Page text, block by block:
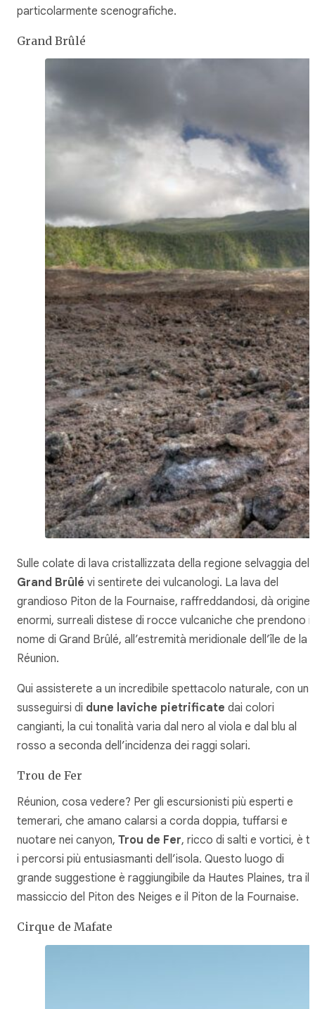
particolarmente scenografiche.
Grand Brûlé
Sulle colate di lava cristallizzata della regione selvaggia del
Grand Brûlé vi sentirete dei vulcanologi. La lava del
grandioso Piton de la Fournaise, raffreddandosi, dà origine
enormi, surreali distese di rocce vulcaniche che prendono il
nome di Grand Brûlé, all’estremità meridionale dell’île de la
Réunion.
Qui assisterete a un incredibile spettacolo naturale, con un
susseguirsi di dune laviche pietrificate dai colori
cangianti, la cui tonalità varia dal nero al viola e dal blu al
rosso a seconda dell’incidenza dei raggi solari.
Trou de Fer
Réunion, cosa vedere? Per gli escursionisti più esperti e
temerari, che amano calarsi a corda doppia, tuffarsi e
nuotare nei canyon, Trou de Fer, ricco di salti e vortici, è
i percorsi più entusiasmanti dell’isola. Questo luogo di
grande suggestione è raggiungibile da Hautes Plaines, tra il
massiccio del Piton des Neiges e il Piton de la Fournaise.
Cirque de Mafate